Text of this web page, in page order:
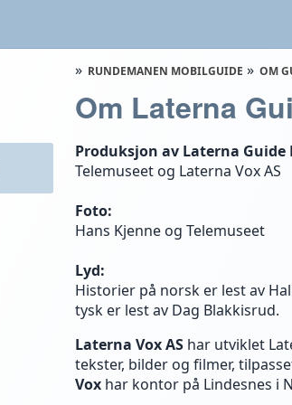
RUNDEMANEN MOBILGUIDE OM
Om Laterna
Produksjon av Laterna Guide
Telemuseet og Laterna Vox AS
Foto:
Hans Kjenne og Telemuseet
Lyd:
Historier på norsk er lest av
tysk er lest av Dag Blakkisrud.
Laterna Vox AS har utviklet
tekster, bilder og filmer,
Vox har kontor på Lindesnes i